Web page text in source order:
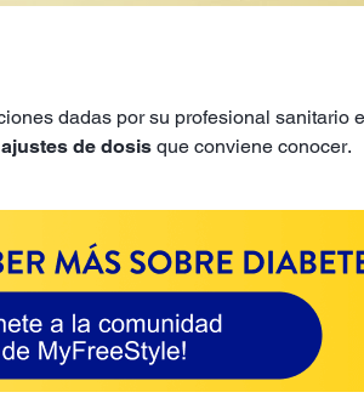
dadas por su profesional sanitario
ajustes de dosis que conviene conocer.